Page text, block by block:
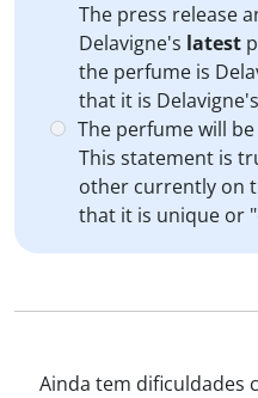
The press release
Delavigne's latest
the perfume is
that it is
The perfume will
This statement is
other currently on
that it is unique or
Ainda tem dificuldades